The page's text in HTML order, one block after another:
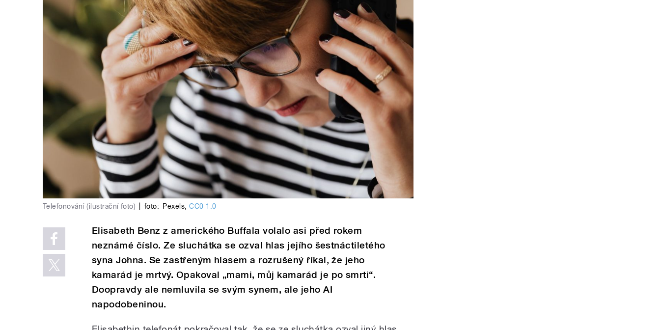
Telefonování (ilustrační foto) foto: Pexels,CC0 1.0
Elisabeth Benz z amerického Buffala volalo asi před rokem
neznámé číslo. Ze sluchátka se ozval hlas jejího šestnáctiletého
syna Johna. Se zastřeným hlasem a rozrušený říkal, že jeho
kamarád je mrtvý. Opakoval „mami, můj kamarád je po smrti“.
Doopravdy ale nemluvila se svým synem, ale jeho AI
napodobeninou.